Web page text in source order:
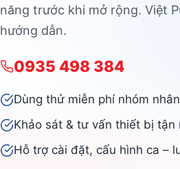
năng trước khi mở rộng. Việt
hướng dẫn.
0935 498 384
Dùng thử miễn phí nhóm
Khảo sát & tư vấn thiết bị tận
Hỗ trợ cài đặt, cấu hình ca –